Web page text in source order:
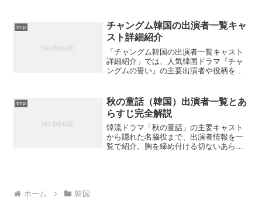
れ？
tmp
チャングム韓国の出演者一覧キャ
スト詳細紹介
「チャングム韓国の出演者一覧キャスト
詳細紹介」では、人気韓国ドラマ『チャ
ングムの誓い』の主要出演者や役柄を詳
tmp
秋の童話（韓国）出演者一覧とあ
らすじ完全解説
韓流ドラマ「秋の童話」の主要キャスト
から隠れた名脇役まで、出演者情報を一
覧で紹介。胸を締め付ける切ないあらす
ホーム 韓国